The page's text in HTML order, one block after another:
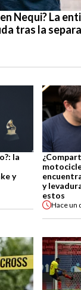
Nequi? La
tras la
la
y
y
estos
Haceun